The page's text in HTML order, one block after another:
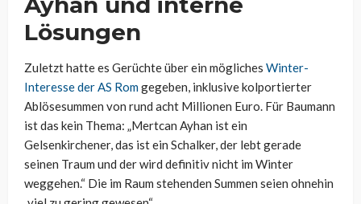
Lösungen
Zuletzt hatte es Gerüchte über ein mögliches Winter-
Interesse der AS Romgegeben, inklusive kolportierter
Ablösesummen von rund acht Millionen Euro. Für Baumann
ist das kein Thema: „Mertcan Ayhan ist ein
Gelsenkirchener, das ist ein Schalker, der lebt gerade
seinen Traum und der wird definitiv nicht im Winter
weggehen.“ Die im Raum stehenden Summen seien ohnehin